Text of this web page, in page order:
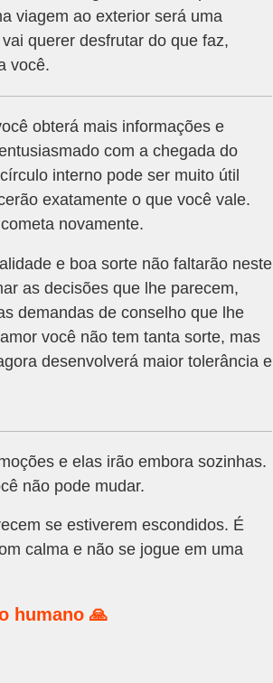
viagem ao exterior será uma
querer desfrutar do que faz,
você.
obterá mais informações e
com a chegada do
interno pode ser muito útil
exatamente o que você vale.
novamente.
e boa sorte não faltarão neste
as decisões que lhe parecem,
demandas de conselho que lhe
você não tem tanta sorte, mas
desenvolverá maior tolerância e
e elas irão embora sozinhas.
não pode mudar.
se estiverem escondidos. É
calma e não se jogue em uma
humano 🙏